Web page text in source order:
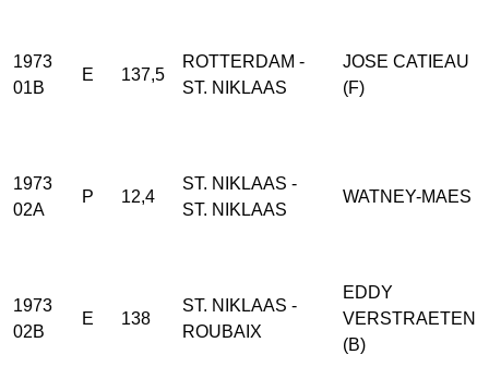
1973
01B
E 137,5
ROTTERDAM -
ST. NIKLAAS
JOSE CATIEAU
(F)
1973
02A
P 12,4
ST. NIKLAAS -
ST. NIKLAAS
WATNEY-MAES
1973
02B
E 138
ST. NIKLAAS -
ROUBAIX
EDDY
VERSTRAETEN
(B)